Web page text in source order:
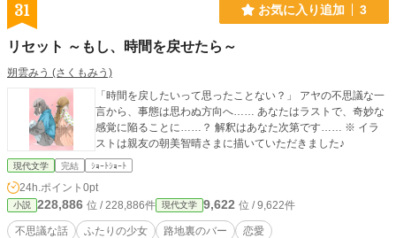
31 お気に入り追加 3
リセット ～もし、時間を戻せたら～
朔雲みう (さくもみう)
「時間を戻したいって思ったことない？」 アヤの不思議な一
言から、事態は思わぬ方向へ…… あなたはラストで、奇妙な
感覚に陥ることに……？ 解釈はあなた次第です…… ※ イラ
ストは親友の朝美智晴さまに描いていただきました♪
現代文学 完結 ｼｮｰﾄｼｮｰﾄ
24h.ポイント 0pt
小説 228,886 位 / 228,886件 現代文学 9,622 位 / 9,622件
不思議な話 ふたりの少女 路地裏のバー
恋愛